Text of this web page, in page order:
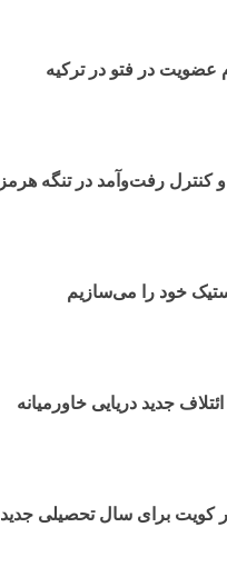
عضویت در فتو در ترکیه
رفت‌وآمد در تنگه هرمز
خود را می‌سازیم
جدید دریایی خاورمیانه
کویت برای سال تحصیلی جدید